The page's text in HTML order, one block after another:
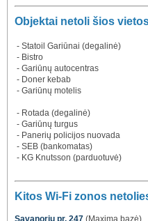
Objektai netoli šios
- Statoil Gariūnai (degalinė)
- Bistro
- Gariūnų autocentras
- Doner kebab
- Gariūnų motelis
- Rotada (degalinė)
- Gariūnų turgus
- Panerių policijos nuovada
- SEB (bankomatas)
- KG Knutsson (parduotuvė)
Kitos Wi-Fi zonos